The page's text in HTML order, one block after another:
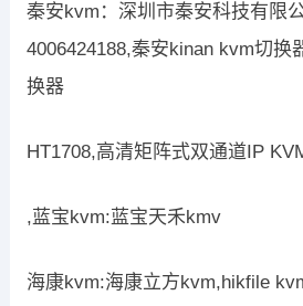
秦安kvm：深圳市秦安科技有限
4006424188,秦安kinan kvm切换
换器
HT1708,高清矩阵式双通道IP
,蓝宝kvm:蓝宝天禾kmv
海康kvm:海康立方kvm,hikfile